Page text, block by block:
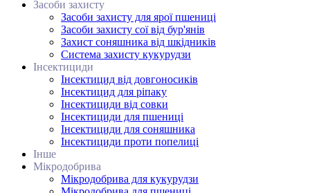
Засоби захисту
Засоби захисту для ярої пшениці
Засоби захисту сої від бур'янів
Захист соняшника від шкідників
Система захисту кукурудзи
Інсектициди
Інсектицид від довгоносиків
Інсектицид для ріпаку
Інсектициди від совки
Інсектициди для пшениці
Інсектициди для соняшника
Інсектициди проти попелиці
Інше
Мікродобрива
Мікродобрива для кукурудзи